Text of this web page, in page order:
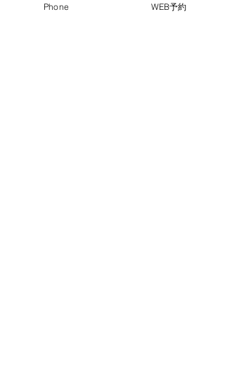
●カミソリPhone WEB予約